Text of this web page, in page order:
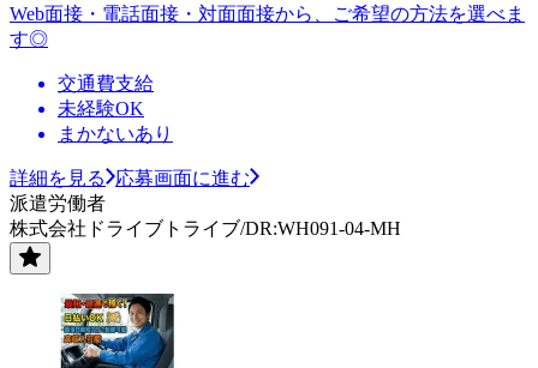
Web面接・電話面接・対面面接から、ご希望の方法を選べま
す◎
交通費支給
未経験OK
まかないあり
詳細を見る
応募画面に進む
派遣労働者
株式会社ドライブトライブ/DR:WH091-04-MH